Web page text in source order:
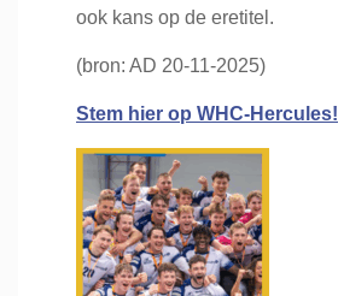
ook kans op de eretitel.
(bron: AD 20-11-2025)
Stem hier op WHC-Hercules!